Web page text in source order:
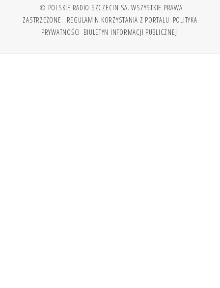
© POLSKIE RADIO SZCZECIN SA. WSZYSTKIE PRAWA
ZASTRZEŻONE. REGULAMIN KORZYSTANIA Z PORTALU POLITYKA
PRYWATNOŚCI BIULETYN INFORMACJI PUBLICZNEJ